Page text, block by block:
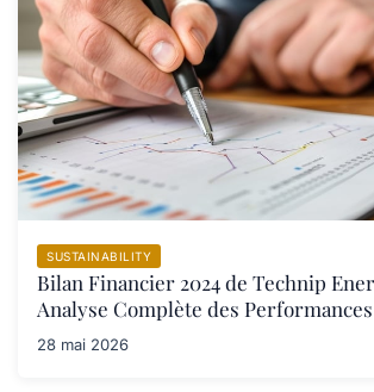
SUSTAINABILITY
Bilan Financier 2024 de Technip
Analyse Complète des
28 mai 2026